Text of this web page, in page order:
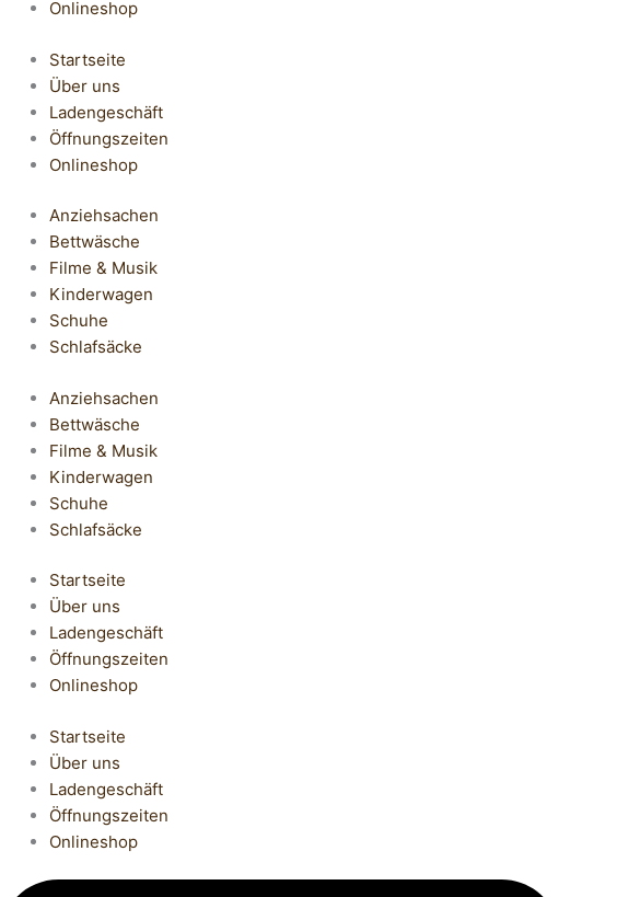
Onlineshop
Startseite
Über uns
Ladengeschäft
Öffnungszeiten
Onlineshop
Anziehsachen
Bettwäsche
Filme & Musik
Kinderwagen
Schuhe
Schlafsäcke
Anziehsachen
Bettwäsche
Filme & Musik
Kinderwagen
Schuhe
Schlafsäcke
Startseite
Über uns
Ladengeschäft
Öffnungszeiten
Onlineshop
Startseite
Über uns
Ladengeschäft
Öffnungszeiten
Onlineshop